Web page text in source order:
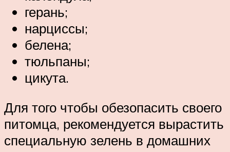
герань;
нарциссы;
белена;
тюльпаны;
цикута.
Для того чтобы обезопасить своего
питомца, рекомендуется вырастить
специальную зелень в домашних